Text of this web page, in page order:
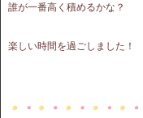
誰が一番高く積めるかな？
楽しい時間を過ごしました！